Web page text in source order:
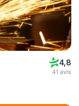
4,8
41 avis